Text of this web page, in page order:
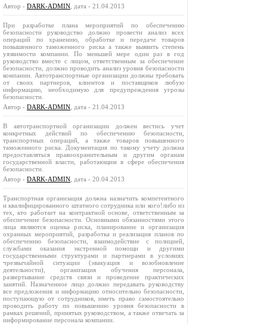
Автор - DARK-ADMIN , дата - 21.04.2013
При разработке плана мероприятий по обеспечению
безопасности руководство должно провести анализ всех
операций по хранению, обработке и передаче товаров
повышенного таможенного риска а также выявить степень
уязвимости компании. По меньшей мере один раз в год
руководство вместе с лицом, ответственным за обеспечение
безопасности, должно проводить анализ уровня безопасности
компании. Автотранспортные организации должны требовать
от своих партнеров, клиентов и поставщиков любую
информацию, необходимую для предупреждения угрозы
безопасности.
Автор - DARK-ADMIN , дата - 21.04.2013
В автотранспортной организации должен вестись учет
конкретных действий по обеспечению безопасности,
транспортных операций, а также товаров повышенного
таможенного риска. Документация по такому учету должна
предоставляться правоохранительным и другим органам
государственной власти, работающим в сфере обеспечения
безопасности.
Автор - DARK-ADMIN , дата - 20.04.2013
Транспортная организация должна назначить компетентного
и квалифицированного штатного сотрудника или кого!либо из
тех, кто работает на контрактной основе, ответственным за
обеспечение безопасности. Основными обязанностями этого
лица являются оценка риска, планирование и организация
охранных мероприятий, разработка и реализация планов по
обеспечению безопасности, взаимодействие с полицией,
службами оказания экстренной помощи и другими
государственными структурами и партнерами в условиях
чрезвычайной ситуации (эвакуация и возобновление
деятельности), организация обучения персонала,
развертывание средств связи и проведение практических
занятий. Назначенное лицо должно передавать руководству
все предложения и информацию относительно безопасности,
поступающую от сотрудников, иметь право самостоятельно
проводить работу по повышению уровня безопасности в
рамках решений, принятых руководством, а также отвечать за
информирование персонала компании.